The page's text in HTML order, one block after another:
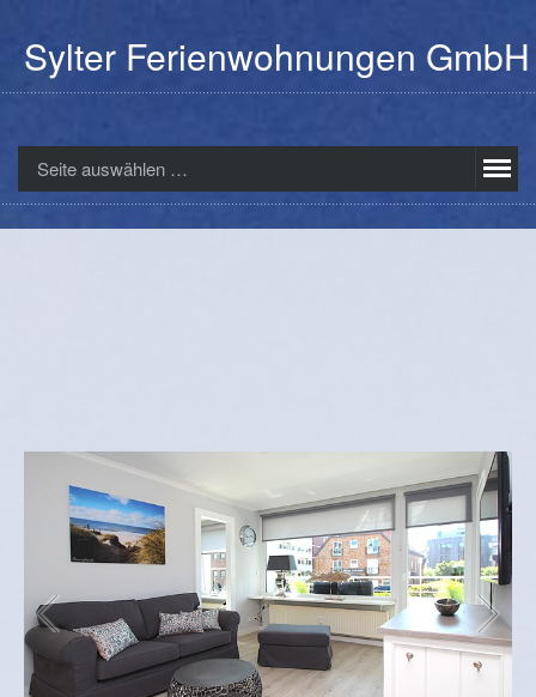
Sylter Ferienwohnungen GmbH
Seite auswählen …